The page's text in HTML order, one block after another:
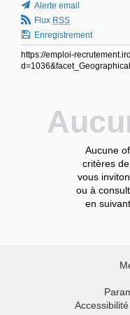
Alerte email
Flux RSS
Enregistrement
https://emploi-
Aucune
critères
vous
ou à
en